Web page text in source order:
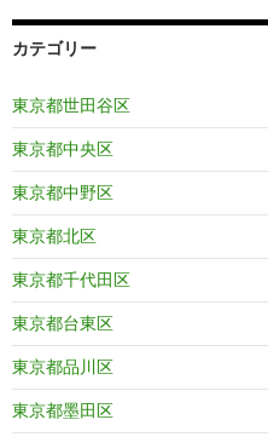
カテゴリー
東京都世田谷区
東京都中央区
東京都中野区
東京都北区
東京都千代田区
東京都台東区
東京都品川区
東京都墨田区